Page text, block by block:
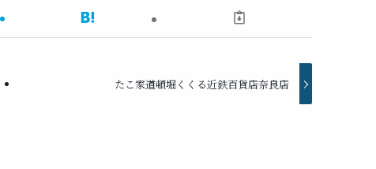
たこ家道頓堀くくる近鉄百貨店奈良店